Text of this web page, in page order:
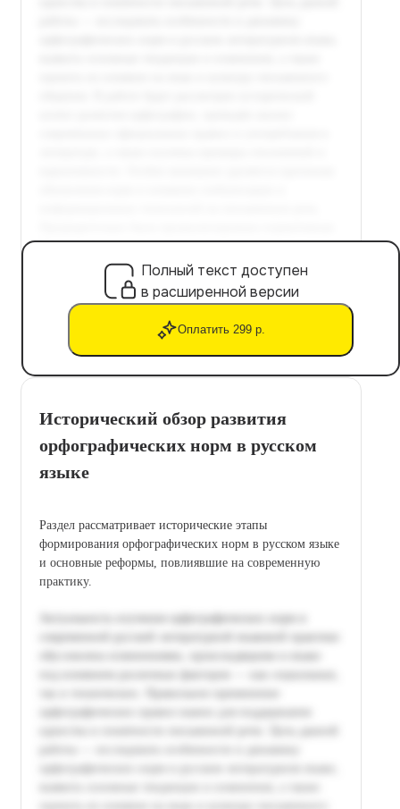
Полный текст доступен
в расширенной версии
Оплатить 299 р.
Исторический обзор развития
орфографических норм в русском
языке
Раздел рассматривает исторические этапы
формирования орфографических норм в русском языке
и основные реформы, повлиявшие на современную
практику.